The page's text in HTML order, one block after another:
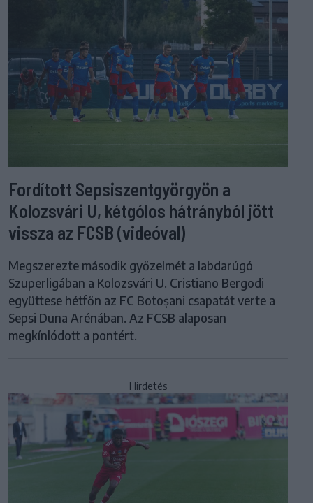
Fordított Sepsiszentgyörgyön a
Kolozsvári U, kétgólos hátrányból jött
vissza az FCSB (videóval)
Megszerezte második győzelmét a labdarúgó
Szuperligában a Kolozsvári U. Cristiano Bergodi
együttese hétfőn az FC Botoșani csapatát verte a
Sepsi Duna Arénában. Az FCSB alaposan
megkínlódott a pontért.
Hirdetés